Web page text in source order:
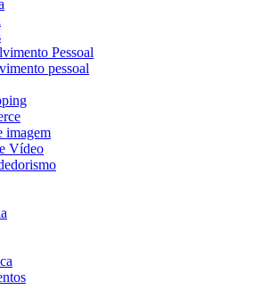
Pessoal
pessoal
imagem
Vídeo